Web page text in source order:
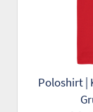
Poloshirt |